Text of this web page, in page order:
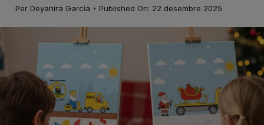
Per Deyanira García · Published On: 22 desembre 2025